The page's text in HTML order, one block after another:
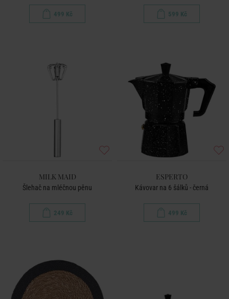
499 Kč 599 Kč
MILK MAID
Šlehač na mléčnou pěnu
249 Kč
ESPERTO
Kávovar na 6 šálků - černá
499 Kč